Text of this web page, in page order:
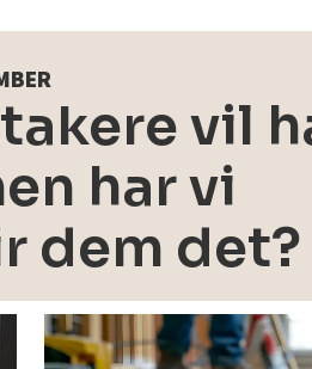
vil
har vi
dem det?